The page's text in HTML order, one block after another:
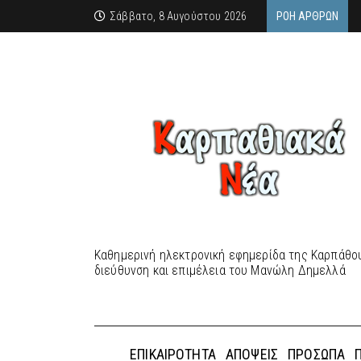
Σάββατο, 8 Αυγούστου 2026 ΡΟΉ ΆΡΘΡΩΝ
Καθημερινή ηλεκτρονική εφημερίδα της
διεύθυνση και επιμέλεια του Μανώλη Δημελλά
ΕΠΙΚΑΙΡΌΤΗΤΑ ΑΠΌΨΕΙΣ ΠΡΌΣΩΠΑ